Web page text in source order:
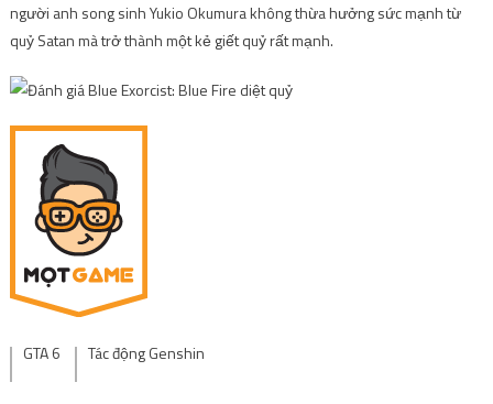
người anh song sinh Yukio Okumura không thừa hưởng sức mạnh từ
quỷ Satan mà trở thành một kẻ giết quỷ rất mạnh.
GTA 6 Tác động Genshin